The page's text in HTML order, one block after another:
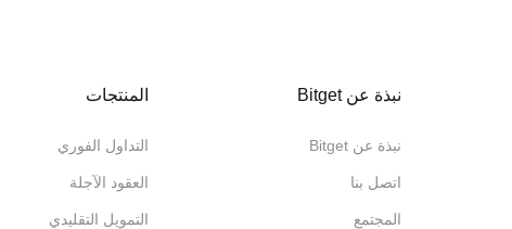
نبذة عن Bitget
نبذة عن Bitget
اتصل بنا
المجتمع
المنتجات
التداول الفوري
العقود الآجلة
التمويل التقليدي